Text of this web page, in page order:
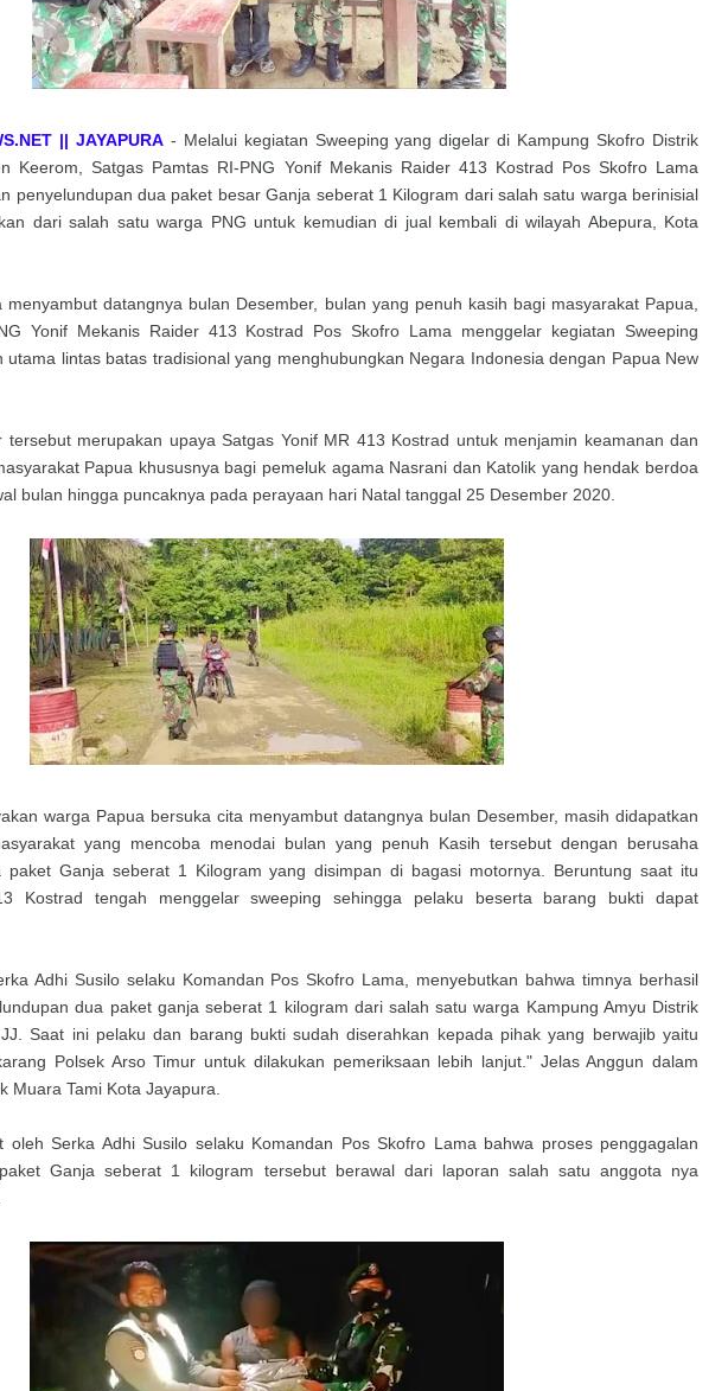
|| JAYAPURA- Melalui kegiatan Sweeping yang digelar di Kampung Skofro Distrik
Keerom, Satgas Pamtas RI-PNG Yonif Mekanis Raider 413 Kostrad Pos Skofro Lama
penyelundupan dua paket besar Ganja seberat 1 Kilogram dari salah satu warga berinisial
dari salah satu warga PNG untuk kemudian di jual kembali di wilayah Abepura, Kota
menyambut datangnya bulan Desember, bulan yang penuh kasih bagi masyarakat Papua,
Yonif Mekanis Raider 413 Kostrad Pos Skofro Lama menggelar kegiatan Sweeping
utama lintas batas tradisional yang menghubungkan Negara Indonesia dengan Papua New
tersebut merupakan upaya Satgas Yonif MR 413 Kostrad untuk menjamin keamanan dan
Papua khususnya bagi pemeluk agama Nasrani dan Katolik yang hendak berdoa
bulan hingga puncaknya pada perayaan hari Natal tanggal 25 Desember 2020.
warga Papua bersuka cita menyambut datangnya bulan Desember, masih didapatkan
yang mencoba menodai bulan yang penuh Kasih tersebut dengan berusaha
paket Ganja seberat 1 Kilogram yang disimpan di bagasi motornya. Beruntung saat itu
Kostrad tengah menggelar sweeping sehingga pelaku beserta barang bukti dapat
Adhi Susilo selaku Komandan Pos Skofro Lama, menyebutkan bahwa timnya berhasil
dua paket ganja seberat 1 kilogram dari salah satu warga Kampung Amyu Distrik
Saat ini pelaku dan barang bukti sudah diserahkan kepada pihak yang berwajib yaitu
Polsek Arso Timur untuk dilakukan pemeriksaan lebih lanjut." Jelas Anggun dalam
Muara Tami Kota Jayapura.
oleh Serka Adhi Susilo selaku Komandan Pos Skofro Lama bahwa proses penggagalan
Ganja seberat 1 kilogram tersebut berawal dari laporan salah satu anggota nya